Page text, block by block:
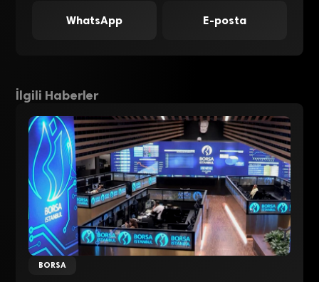
WhatsApp E-posta
İlgili Haberler
BORSA